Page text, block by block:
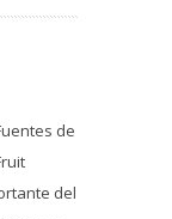
de
del